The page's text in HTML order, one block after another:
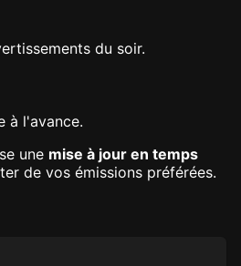
du soir.
à l'avance.
une mise à jour en temps
de vos émissions préférées.